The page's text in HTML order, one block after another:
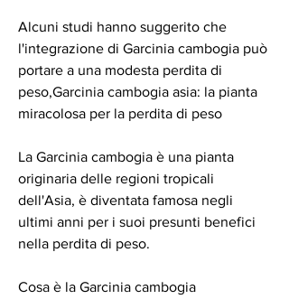
Alcuni studi hanno suggerito che
l'integrazione di Garcinia cambogia può
portare a una modesta perdita di
peso,Garcinia cambogia asia: la pianta
miracolosa per la perdita di peso
La Garcinia cambogia è una pianta
originaria delle regioni tropicali
dell'Asia, è diventata famosa negli
ultimi anni per i suoi presunti benefici
nella perdita di peso.
Cosa è la Garcinia cambogia